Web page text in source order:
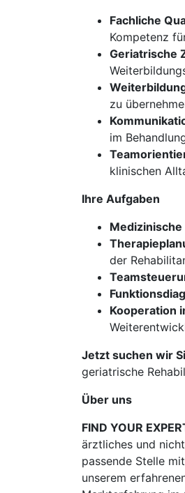
Fachliche
Kompetenz
Geriatrische
zu
im
klinischen
Ihre Aufgaben
Medizinische
der
Kooperation
Jetzt suchen wir
geriatrische
Über uns
FIND YOUR
ärztliches und
passende Stelle
unserem